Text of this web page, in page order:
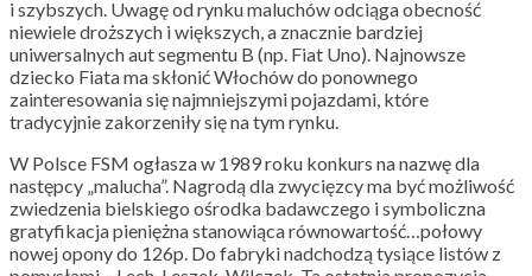
i szybszych. Uwagę od rynku maluchów odciąga obecność
niewiele droższych i większych, a znacznie bardziej
uniwersalnych aut segmentu B (np. Fiat Uno). Najnowsze
dziecko Fiata ma skłonić Włochów do ponownego
zainteresowania się najmniejszymi pojazdami, które
tradycyjnie zakorzeniły się na tym rynku.
W Polsce FSM ogłasza w 1989 roku konkurs na nazwę dla
następcy „malucha”. Nagrodą dla zwycięzcy ma być możliwość
zwiedzenia bielskiego ośrodka badawczego i symboliczna
gratyfikacja pieniężna stanowiąca równowartość…połowy
nowej opony do 126p. Do fabryki nadchodzą tysiące listów z